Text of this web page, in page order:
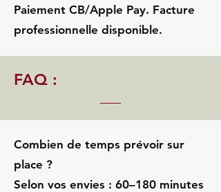
Paiement CB/Apple Pay. Facture
professionnelle disponible.
FAQ :
Combien de temps prévoir sur
place ?
Selon vos envies : 60–180 minutes